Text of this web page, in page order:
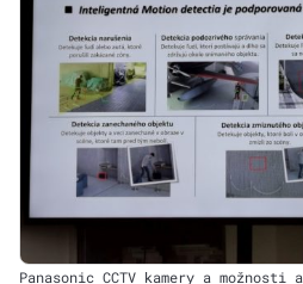
Panasonic CCTV kamery a možnosti